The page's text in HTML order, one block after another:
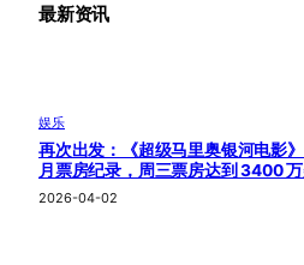
最新资讯
娱乐
再次出发：《超级马里奥银河电影
月票房纪录，周三票房达到 3400
2026-04-02